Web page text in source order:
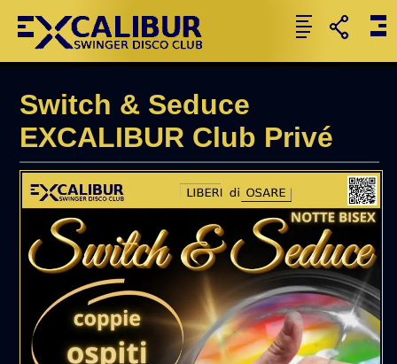
Switch & Seduce
EXCALIBUR Club Privé